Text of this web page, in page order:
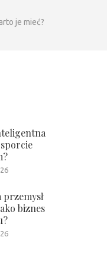
je mieć?
przemysł
biznes